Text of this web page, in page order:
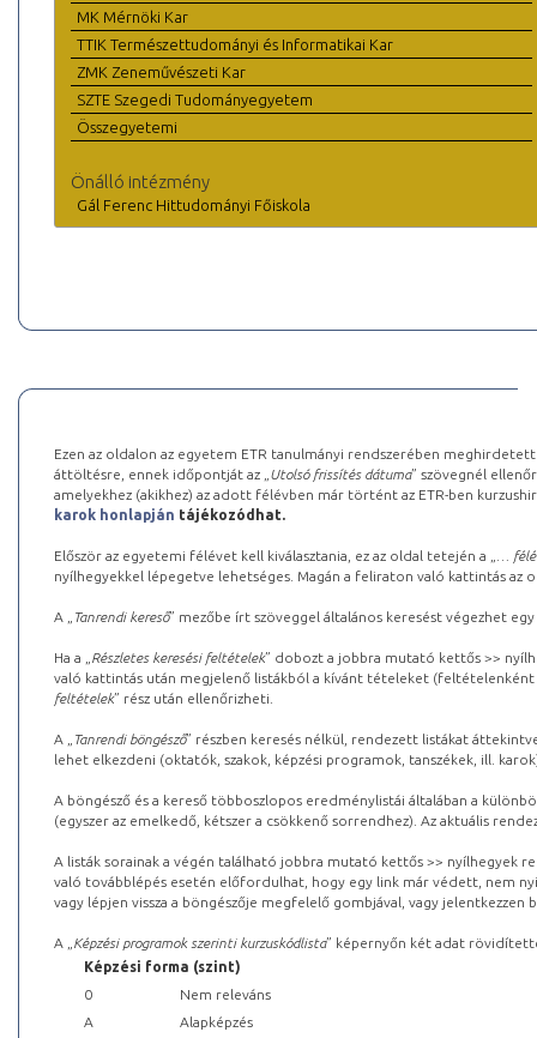
MK Mérnöki Kar
TTIK Természettudományi és Informatikai Kar
ZMK Zeneművészeti Kar
SZTE Szegedi Tudományegyetem
Összegyetemi
Önálló intézmény
Gál Ferenc Hittudományi Főiskola
Ezen az oldalon az egyetem ETR tanulmányi rendszerében
áttöltésre, ennek időpontját az „ Utolsó frissítés dátuma” szövegnél
amelyekhez (akikhez) az adott félévben már történt az ETR-ben
karok honlapján tájékozódhat.
Először az egyetemi félévet kell kiválasztania, ez az oldal tetején a „
…
nyílhegyekkel lépegetve lehetséges. Magán a feliraton való kattintás az
A „ Tanrendi kereső” mezőbe írt szöveggel általános keresést végezhet
Ha a „ Részletes keresési feltételek” dobozt a jobbra mutató kettős >>
való kattintás után megjelenő listákból a kívánt tételeket (feltételenként
feltételek” rész után ellenőrizheti.
A „ Tanrendi böngésző” részben keresés nélkül, rendezett listákat
lehet elkezdeni (oktatók, szakok, képzési programok, tanszékek, ill.
A böngésző és a kereső többoszlopos eredménylistái általában a
(egyszer az emelkedő, kétszer a csökkenő sorrendhez). Az aktuális
A listák sorainak a végén található jobbra mutató kettős >> nyílhegyek
való továbblépés esetén előfordulhat, hogy egy link már védett, nem
vagy lépjen vissza a böngészője megfelelő gombjával, vagy
A „ Képzési programok szerinti kurzuskódlista” képernyőn két adat
Képzési forma (szint)
0
Nem releváns
A
Alapképzés